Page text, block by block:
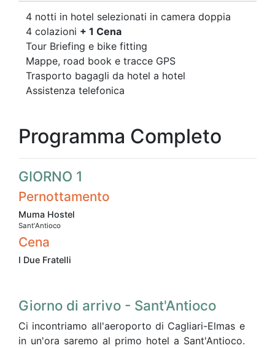
4 notti in hotel selezionati in camera doppia
4 colazioni + 1 Cena
Tour Briefing e bike fitting
Mappe, road book e tracce GPS
Trasporto bagagli da hotel a hotel
Assistenza telefonica
Programma Completo
GIORNO 1
Pernottamento
Muma Hostel
Sant'Antioco
Cena
I Due Fratelli
Giorno di arrivo - Sant'Antioco
Ci incontriamo all'aeroporto di Cagliari-Elmas e
in un'ora saremo al primo hotel a Sant'Antioco.